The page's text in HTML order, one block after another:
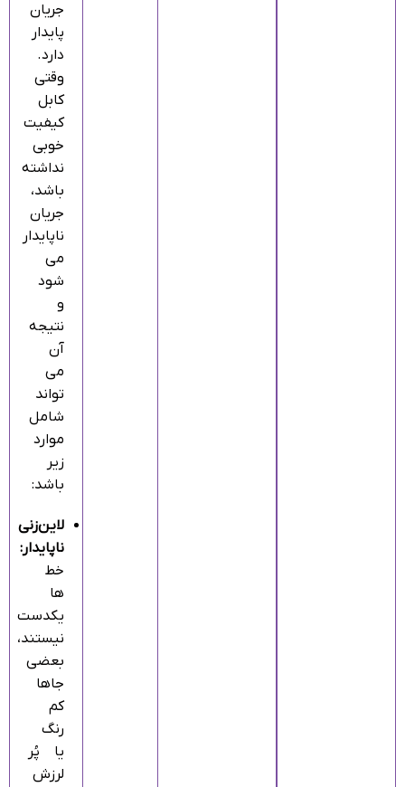
جریان
پایدار
دارد.
وقتی
کابل
کیفیت
خوبی
نداشته
باشد،
جریان
ناپایدار
می‌
شود
و
نتیجه
آن
می‌
تواند
شامل
موارد
زیر
باشد:
لاین‌زنی
ناپایدار:
خط‌
ها
یکدست
نیستند،
بعضی
جاها
کم‌
رنگ
یا پُر
لرزش